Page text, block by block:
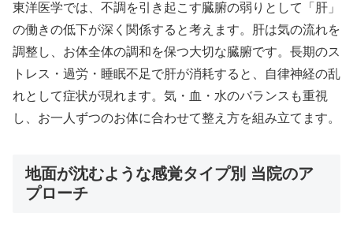
東洋医学では、不調を引き起こす臓腑の弱りとして「肝」
の働きの低下が深く関係すると考えます。肝は気の流れを
調整し、お体全体の調和を保つ大切な臓腑です。長期のス
トレス・過労・睡眠不足で肝が消耗すると、自律神経の乱
れとして症状が現れます。気・血・水のバランスも重視
し、お一人ずつのお体に合わせて整え方を組み立てます。
地面が沈むような感覚タイプ別 当院のア
プローチ